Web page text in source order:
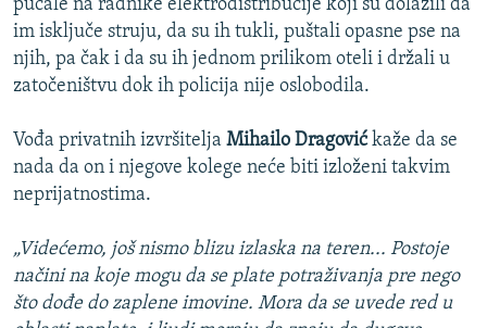
pucale na radnike elektrodistribucije koji su dolazili da
im isključe struju, da su ih tukli, puštali opasne pse na
njih, pa čak i da su ih jednom prilikom oteli i držali u
zatočeništvu dok ih policija nije oslobodila.
Vođa privatnih izvršitelja Mihailo Dragovićkaže da se
nada da on i njegove kolege neće biti izloženi takvim
neprijatnostima.
„Videćemo, još nismo blizu izlaska na teren... Postoje
načini na koje mogu da se plate potraživanja pre nego
što dođe do zaplene imovine. Mora da se uvede red u